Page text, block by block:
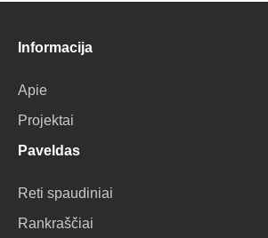
Informacija
Apie
Projektai
Paveldas
Reti spaudiniai
Rankraščiai